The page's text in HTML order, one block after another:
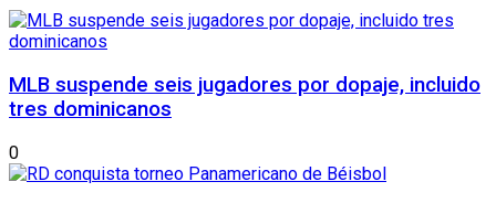
MLB suspende seis jugadores por dopaje, incluido
tres dominicanos
0